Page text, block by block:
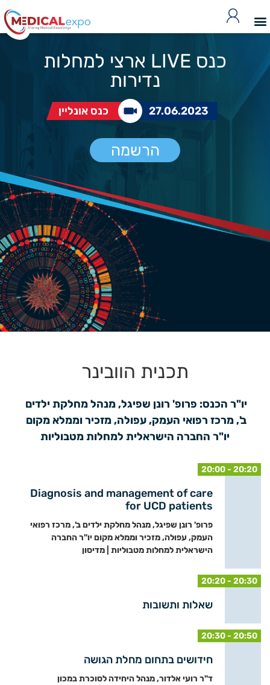
כנס LIVE ארצי למחלות
נדירות
27.06.2023 כנס אונליין
הרשמה
תכנית הוובינר
יו"ר החברה הישראלית למחלות מטבוליות
20:00 - 20:20
Diagnosis and management of care
for UCD patients
פרופ' רונן שפיגל, מנהל מחלקת ילדים ב', מרכז רפואי
העמק, עפולה, מזכיר וממלא מקום יו"ר החברה
הישראלית למחלות מטבוליות | מדיסון
20:20 - 20:30
שאלות ותשובות
20:30 - 20:50
חידושים בתחום מחלת הגושה
ד"ר רועי אלדור, מנהל היחידה לסוכרת במכון